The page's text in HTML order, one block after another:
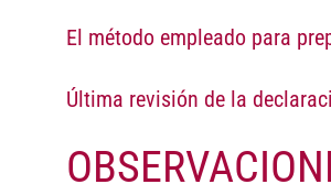
El método empleado para
Última revisión de la